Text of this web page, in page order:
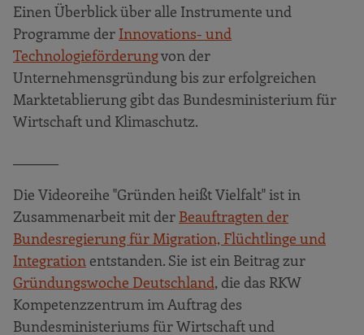
Einen Überblick über alle Instrumente und
Programme der Innovations- und
Technologieförderungvon der
Unternehmensgründung bis zur erfolgreichen
Marktetablierung gibt das Bundesministerium für
Wirtschaft und Klimaschutz.
Die Videoreihe "Gründen heißt Vielfalt" ist in
Zusammenarbeit mit der Beauftragten der
Bundesregierung für Migration, Flüchtlinge und
Integration entstanden. Sie ist ein Beitrag zur
Gründungswoche Deutschland, die das RKW
Kompetenzzentrum im Auftrag des
Bundesministeriums für Wirtschaft und